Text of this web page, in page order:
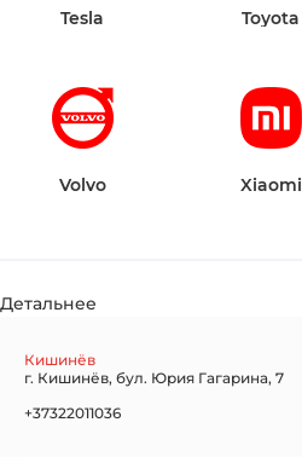
Tesla Toyota
Volvo Xiaomi
Детальнее
Кишинёв
г. Кишинёв, бул. Юрия Гагарина, 7
+37322011036